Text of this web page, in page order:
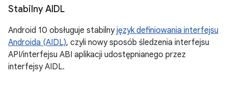
Stabilny AIDL
Android 10 obsługuje stabilnyjęzyk definiowania interfejsu
Androida (AIDL), czyli nowy sposób śledzenia interfejsu
API/interfejsu ABI aplikacji udostępnianego przez
interfejsy AIDL.